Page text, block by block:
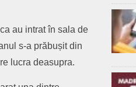
au intrat în sala de
s-a prăbușit din
lucra deasupra.